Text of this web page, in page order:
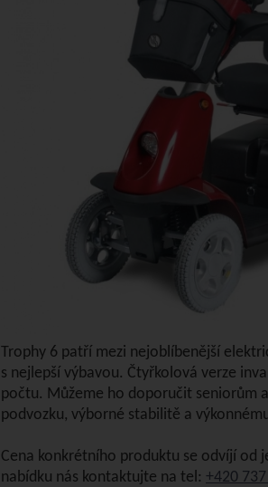
Trophy 6 patří mezi nejoblíbenější
s nejlepší výbavou. Čtyřkolová verze
počtu. Můžeme ho doporučit seniorům
podvozku, výborné stabilitě a
Cena konkrétního produktu se odvíjí od
nabídku nás kontaktujte na tel: +420